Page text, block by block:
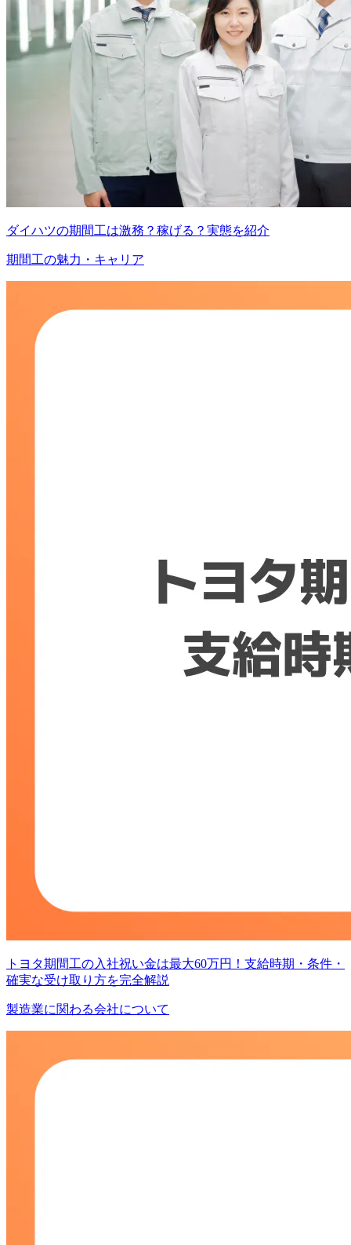
ダイハツの期間工は激務？稼げる？実態を紹介
期間工の魅力・キャリア
トヨタ期間工の入社祝い金は最大60万円！支給時期・条件・
確実な受け取り方を完全解説
製造業に関わる会社について